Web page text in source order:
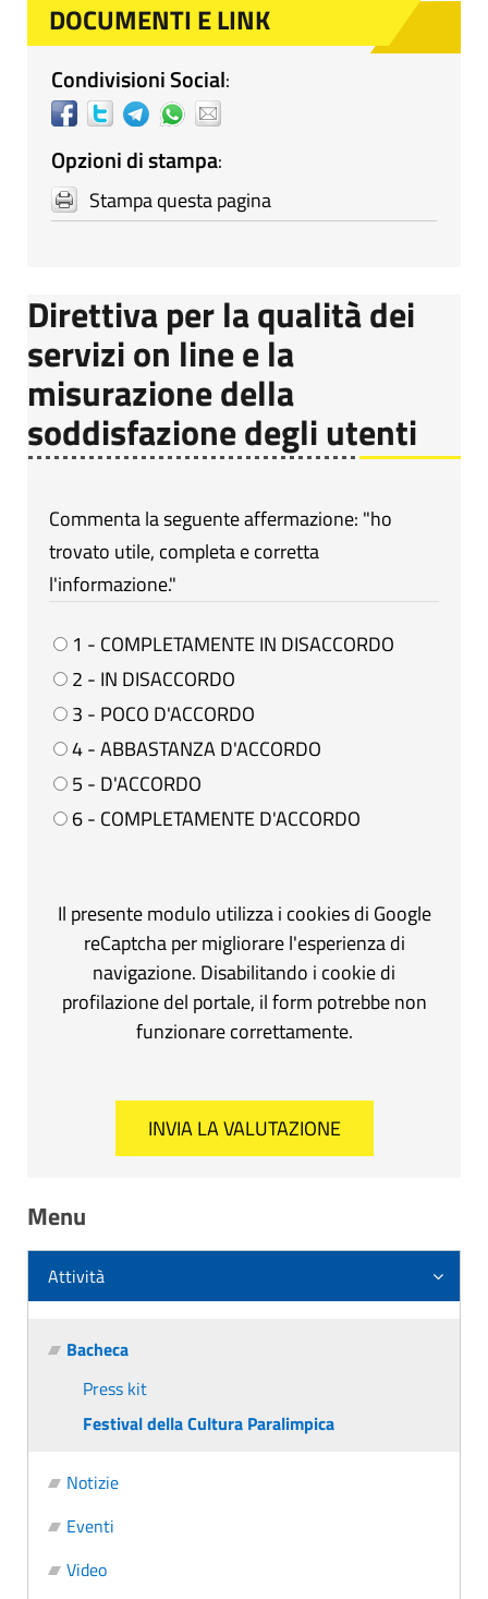
DOCUMENTI E LINK
Condivisioni Social:
Opzioni di stampa:
Stampa questa pagina
Direttiva per la qualità dei
servizi on line e la
misurazione della
soddisfazione degli utenti
Commenta la seguente affermazione: "ho
trovato utile, completa e corretta
l'informazione."
1 - COMPLETAMENTE IN DISACCORDO
2 - IN DISACCORDO
3 - POCO D'ACCORDO
4 - ABBASTANZA D'ACCORDO
5 - D'ACCORDO
6 - COMPLETAMENTE D'ACCORDO
Il presente modulo utilizza i cookies di Google
reCaptcha per migliorare l'esperienza di
navigazione. Disabilitando i cookie di
profilazione del portale, il form potrebbe non
funzionare correttamente.
Menu
Attività
Bacheca
Press kit
Festival della Cultura Paralimpica
Notizie
Eventi
Video